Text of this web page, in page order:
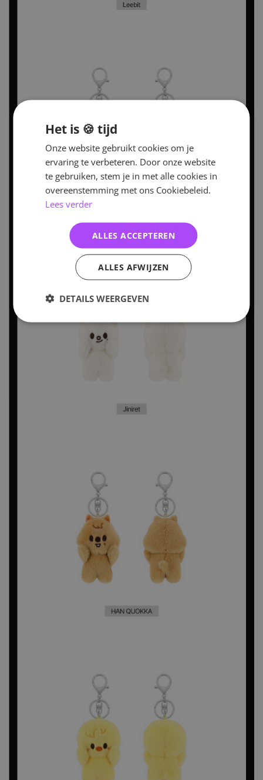
Het is 🍪 tijd
Onze website gebruikt cookies om je
ervaring te verbeteren. Door onze website
te gebruiken, stem je in met alle cookies in
overeenstemming met ons Cookiebeleid.
Lees verder
ALLES ACCEPTEREN
ALLES AFWIJZEN
DETAILS WEERGEVEN